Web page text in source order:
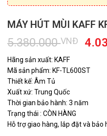
MÁY HÚT MÙI KAFF
5.380.000VNĐ
Giá
là:
Hãng sản xuất: KAFF
Mã sản phẩm: KF-TL600ST
Thiết kế: Âm Tủ
Xuất xứ: Trung Quốc
Thời gian bảo hành: 3 năm
Trạng thái : CÒN HÀNG
Hỗ trợ giao hàng, lắp đặt và